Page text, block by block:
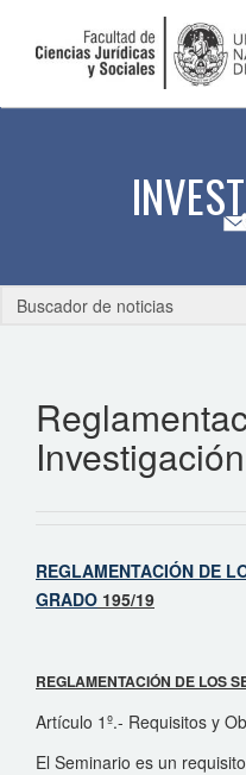
Investigación
REGLAMENTACIÓN DE
GRADO 195/19
REGLAMENTACIÓN DE LOS
Artículo 1º.- Requisitos y
El Seminario es un